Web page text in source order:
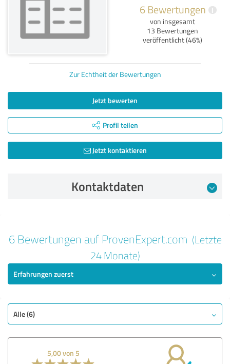
6 Bewertungen i
von insgesamt
13 Bewertungen
veröffentlicht (46%)
Zur Echtheit der Bewertungen
Jetzt bewerten
Profil teilen
Jetzt kontaktieren
Kontaktdaten
SEHR GUT
Nutzen
Leistungen
Durchführung
Beratung
6 Bewertungen auf ProvenExpert.com (Letzte
24 Monate)
Erfahrungen zuerst
Alle (6)
5,00 von 5